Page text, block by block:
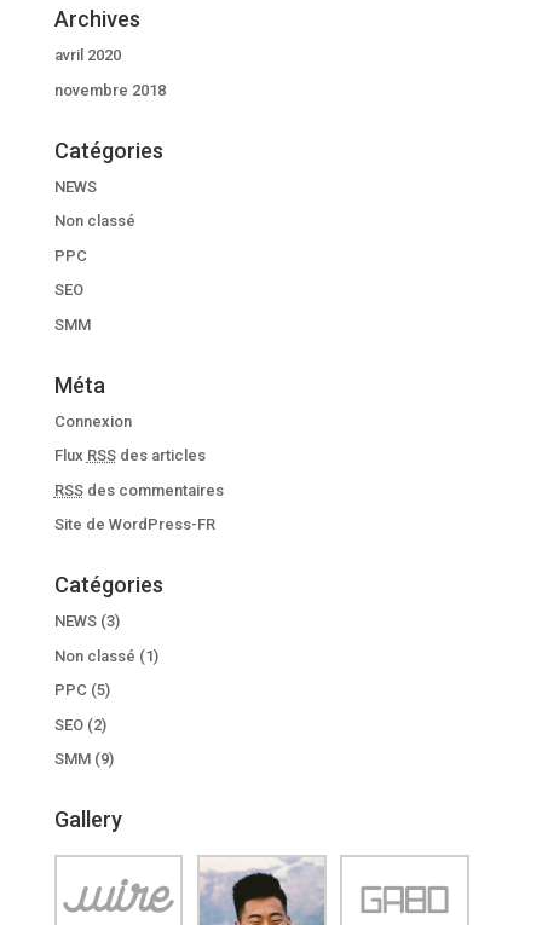
Archives
avril 2020
novembre 2018
Catégories
NEWS
Non classé
PPC
SEO
SMM
Méta
Connexion
Flux RSSdes articles
RSSdes commentaires
Site de WordPress-FR
Catégories
NEWS(3)
Non classé (1)
PPC(5)
SEO(2)
SMM(9)
Gallery